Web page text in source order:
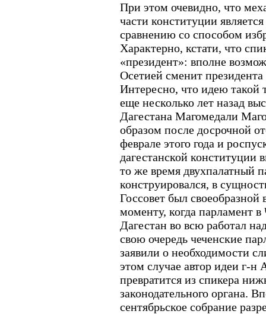
При этом очевидно, что
части конституции
сравнению со способом
Характерно, кстати, что
«президент»: вполне
Осетией сменит
Интересно, что идею такой
еще несколько лет назад
Дагестана Магомедали
образом после досрочной
феврале этого года и
дагестанской конституции
то же время двухпалатный
конструировался, в
Госсовет был
моменту, когда парламент
Дагестан во всю работал
свою очередь чеченские
заявили о необходимости
этом случае автор идеи г-н
превратится из спикера
законодательного органа.
сентябрьское собрание